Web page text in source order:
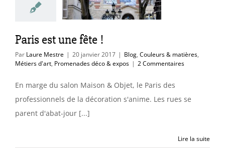
Promenades
Paris est une fête !
Par Laure Mestre | 20 janvier 2017 | Blog, Couleurs & matières,
Métiers d'art, Promenades déco & expos | 2 Commentaires
En marge du salon Maison & Objet, le Paris des
professionnels de la décoration s'anime. Les rues se
parent d'abat-jour [...]
Lire la suite